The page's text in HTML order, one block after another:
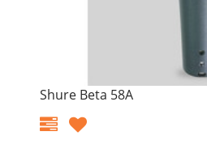
Shure Beta 58A